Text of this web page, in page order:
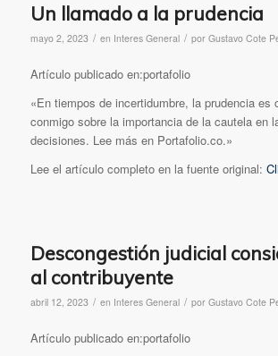
Un llamado a la prudencia
mayo 2, 2023 / en Interes General / por Gustavo Cote
Artículo publicado en:portafolio
«En tiempos de incertidumbre, la prudencia es
conmigo sobre la importancia de la cautela en
decisiones. Lee más en Portafolio.co.»
Lee el artículo completo en la fuente original:
Descongestión judicial
al contribuyente
abril 12, 2023 / en Interes General / por Gustavo Cote
Artículo publicado en:portafolio